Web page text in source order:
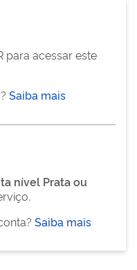
para acessar este
Saiba mais
nível Prata ou
Saiba mais